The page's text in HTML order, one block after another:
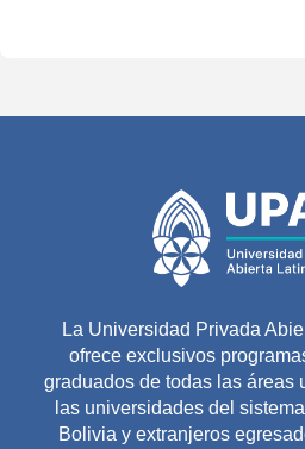
La Universidad Privada
ofrece exclusivos
graduados de todas las áreas
las universidades del
Bolivia y extranjeros